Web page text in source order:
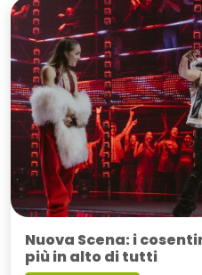
Nuova Scena: i
più in alto di tutti